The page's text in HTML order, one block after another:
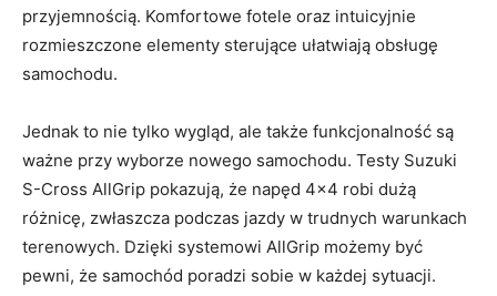
przyjemnością. Komfortowe⁣ fotele oraz intuicyjnie
⁤rozmieszczone elementy sterujące‌ ułatwiają obsługę
samochodu.
Jednak to nie tylko wygląd, ale także funkcjonalność są
ważne przy wyborze nowego​ samochodu. Testy Suzuki
S-Cross AllGrip pokazują, że napęd ‌4×4 robi dużą
różnicę, zwłaszcza podczas jazdy w⁣ trudnych⁣ warunkach
terenowych. Dzięki systemowi AllGrip możemy być
pewni, że samochód‍ poradzi sobie w każdej sytuacji.